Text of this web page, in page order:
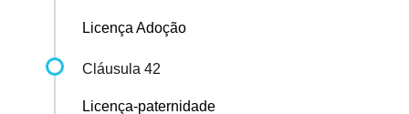
Licença Adoção
Cláusula 42
Licença-paternidade